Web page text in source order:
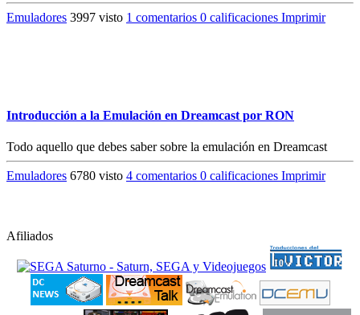
Emuladores 3997 visto 1 comentarios 0 calificaciones Imprimir
Introducción a la Emulación en Dreamcast por RON
Todo aquello que debes saber sobre la emulación en Dreamcast
Emuladores 6780 visto 4 comentarios 0 calificaciones Imprimir
Afiliados